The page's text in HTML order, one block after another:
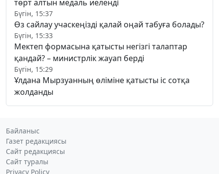
төрт алтын медаль иеленді
Бүгін, 15:37
Өз сайлау учаскеңізді қалай оңай табуға болады?
Бүгін, 15:33
Мектеп формасына қатысты негізгі талаптар
қандай? – министрлік жауап берді
Бүгін, 15:29
Ұлдана Мырзуанның өліміне қатысты іс сотқа
жолданды
Байланыс
Газет редакциясы
Сайт редакциясы
Сайт туралы
Privacy Policy